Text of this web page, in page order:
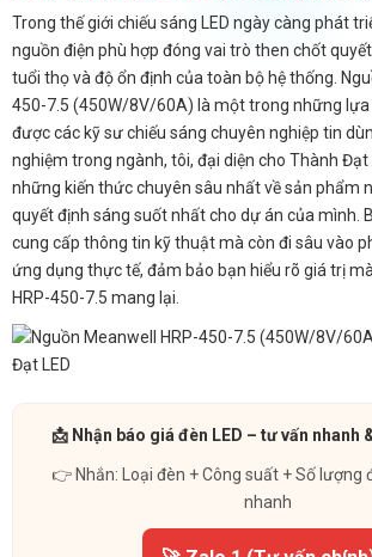
Trong thế giới chiếu sáng LED ngày càng phát
nguồn điện phù hợp đóng vai trò then chốt
tuổi thọ và độ ổn định của toàn bộ hệ thống.
450-7.5 (450W/8V/60A) là một trong những lựa
được các kỹ sư chiếu sáng chuyên nghiệp tin
nghiệm trong ngành, tôi, đại diện cho Thành Đạt
những kiến thức chuyên sâu nhất về sản phẩm
quyết định sáng suốt nhất cho dự án của mình.
cung cấp thông tin kỹ thuật mà còn đi sâu vào
ứng dụng thực tế, đảm bảo bạn hiểu rõ giá trị
HRP-450-7.5 mang lại.
📩 Nhận báo giá đèn LED – tư vấn nhanh
👉 Nhắn: Loại đèn + Công suất + Số lượng
nhanh